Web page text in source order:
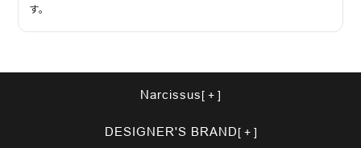
す。
Narcissus
DESIGNER'S BRAND